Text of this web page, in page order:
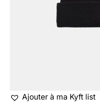
Ajouter à ma Kyft list